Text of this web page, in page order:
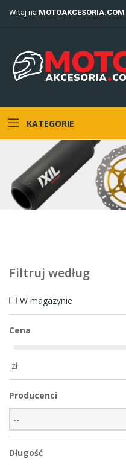
Witaj na MOTOAKCESORIA.COM
KATEGORIE
Filtruj według
W magazynie
Cena
zł
Producenci
Długość